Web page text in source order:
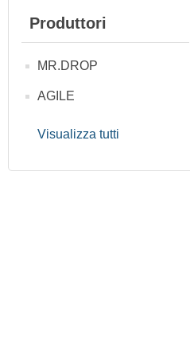
Produttori
MR.DROP
AGILE
Visualizza tutti